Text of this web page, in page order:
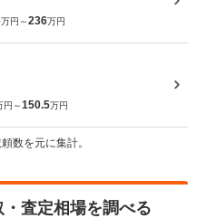
万円～236万円
円～150.5万円
数を元に集計。
査定相場を調べる